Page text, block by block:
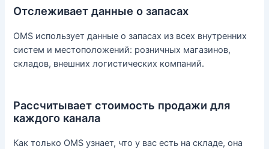
Отслеживает данные о запасах
OMS использует данные о запасах из всех внутренних
систем и местоположений: розничных магазинов,
складов, внешних логистических компаний.
Рассчитывает стоимость продажи для
каждого канала
Как только OMS узнает, что у вас есть на складе, она